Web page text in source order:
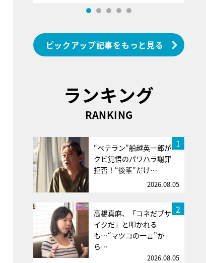
ピックアップ記事をもっと見る
ランキング
RANKING
1
“ベテラン”船越英一郎が
クビ覚悟のパワハラ謝罪
拒否！“後輩”だけ…
2026.08.05
2
高橋真麻、「コネだブサ
イクだ」と叩かれる
も…“マツコの一言”か
ら…
2026.08.05